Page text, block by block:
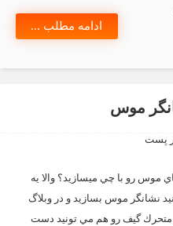
ادامه مطلب ...
موس
رو با چي ميسازيد؟ والا يه
نشانگر موس بسازيد و در وبلاگ
متحرك گيف رو هم مي تونيد دست